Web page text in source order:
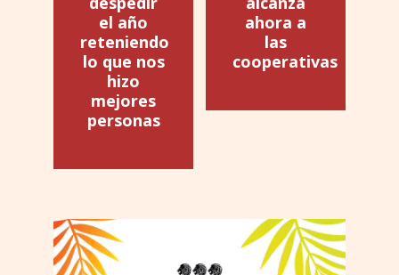
el año
reteniendo
lo que nos
hizo
mejores
personas
ahora a
las
cooperativas